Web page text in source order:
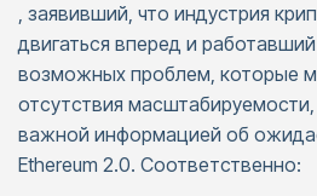
, заявивший, что индустрия
двигаться вперед и
возможных проблем, которые
отсутствия
важной информацией об
Ethereum 2.0. Соответственно: